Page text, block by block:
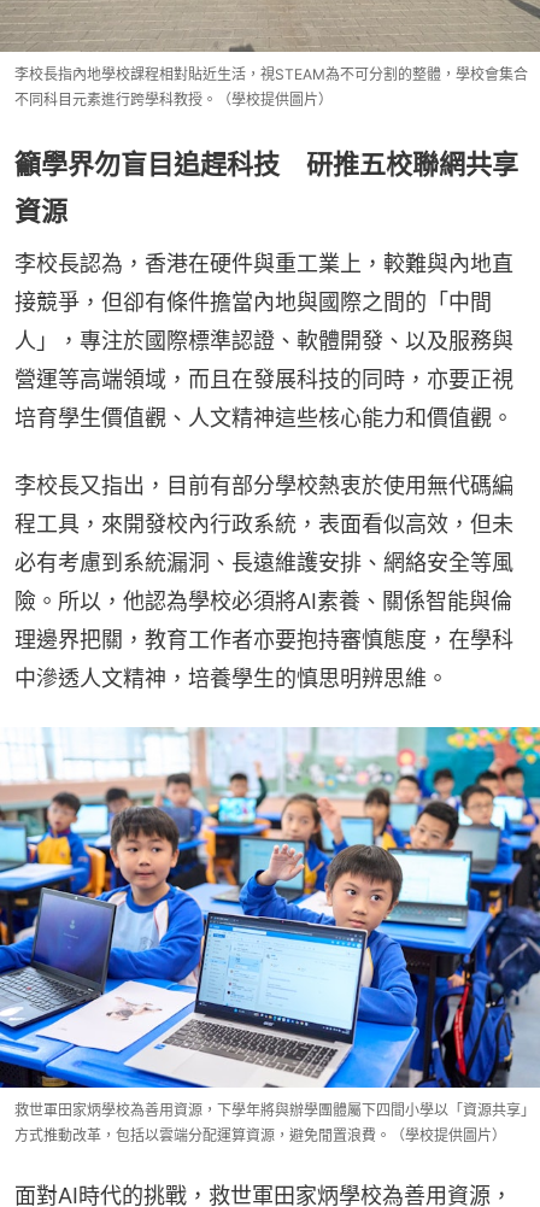
李校長指內地學校課程相對貼近生活，視STEAM為不可分割的整體，學校會集合
不同科目元素進行跨學科教授。（學校提供圖片）
籲學界勿盲目追趕科技 研推五校聯網共享
資源
李校長認為，香港在硬件與重工業上，較難與內地直
接競爭，但卻有條件擔當內地與國際之間的「中間
人」，專注於國際標準認證、軟體開發、以及服務與
營運等高端領域，而且在發展科技的同時，亦要正視
培育學生價值觀、人文精神這些核心能力和價值觀。
李校長又指出，目前有部分學校熱衷於使用無代碼編
程工具，來開發校內行政系統，表面看似高效，但未
必有考慮到系統漏洞、長遠維護安排、網絡安全等風
險。所以，他認為學校必須將AI素養、關係智能與倫
理邊界把關，教育工作者亦要抱持審慎態度，在學科
中滲透人文精神，培養學生的慎思明辨思維。
救世軍田家炳學校為善用資源，下學年將與辦學團體屬下四間小學以「資源共享」
方式推動改革，包括以雲端分配運算資源，避免閒置浪費。（學校提供圖片）
面對AI時代的挑戰，救世軍田家炳學校為善用資源，